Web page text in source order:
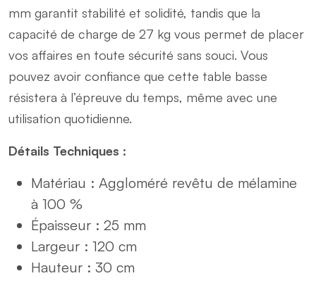
mm garantit stabilité et solidité, tandis que la
capacité de charge de 27 kg vous permet de placer
vos affaires en toute sécurité sans souci. Vous
pouvez avoir confiance que cette table basse
résistera à l’épreuve du temps, même avec une
utilisation quotidienne.
Détails Techniques :
Matériau : Aggloméré revêtu de mélamine
à 100 %
Épaisseur : 25 mm
Largeur : 120 cm
Hauteur : 30 cm